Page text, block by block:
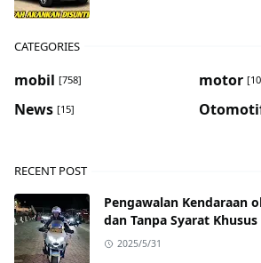
CATEGORIES
mobil [758] motor
News [15]
RECENT POST
Pengawalan Kendaraan
dan Tanpa Syarat Khusus
2025/5/31